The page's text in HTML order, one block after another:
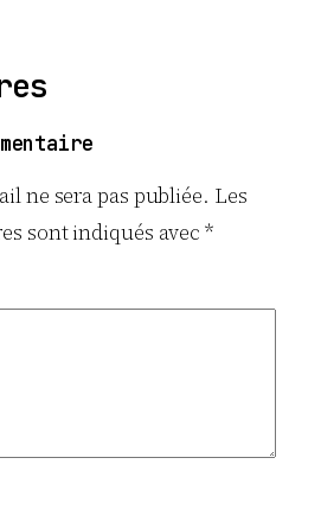
ne sera pas publiée. Les
sont indiqués avec*